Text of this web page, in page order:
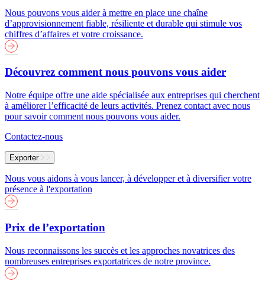
Nous pouvons vous aider à mettre en place une chaîne
d’approvisionnement fiable, résiliente et durable qui stimule vos
chiffres d’affaires et votre croissance.
Découvrez comment nous pouvons vous aider
Notre équipe offre une aide spécialisée aux entreprises qui cherchent
à améliorer l’efficacité de leurs activités. Prenez contact avec nous
pour savoir comment nous pouvons vous aider.
Contactez-nous
Exporter
Nous vous aidons à vous lancer, à développer et à diversifier votre
présence à l'exportation
Prix de l’exportation
Nous reconnaissons les succès et les approches novatrices des
nombreuses entreprises exportatrices de notre province.